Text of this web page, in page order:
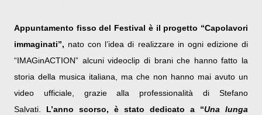
Appuntamento fisso del Festival è il progetto “Capolavori
immaginati”, nato con l’idea di realizzare in ogni edizione di
“IMAGinACTION” alcuni videoclip di brani che hanno fatto la
storia della musica italiana, ma che non hanno mai avuto un
video ufficiale, grazie alla professionalità di Stefano
Salvati. L’anno scorso, è stato dedicato a “Una lunga